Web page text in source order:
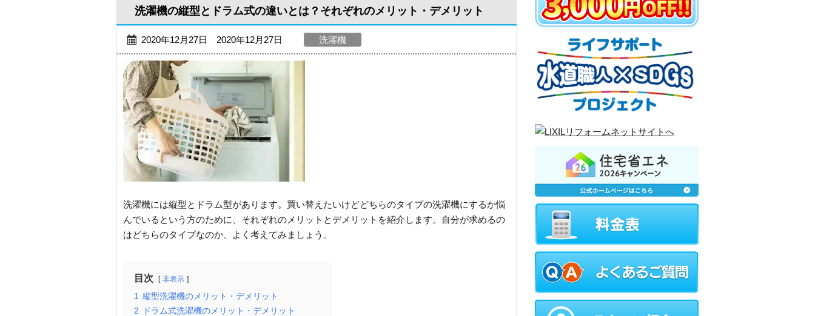
洗濯機の縦型とドラム式の違いとは？それぞれのメリット・デメリット
2020年12月27日 2020年12月27日 洗濯機
洗濯機には縦型とドラム型があります。買い替えたいけどどちらのタイプの洗濯機にするか悩
んでいるという方のために、それぞれのメリットとデメリットを紹介します。自分が求めるの
はどちらのタイプなのか、よく考えてみましょう。
目次 非表示
1 縦型洗濯機のメリット・デメリット
2
ドラム式洗濯機のメリット・デメリット